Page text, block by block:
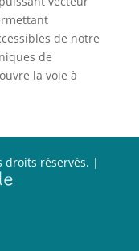
de notre
de
la voie à
réservés. |